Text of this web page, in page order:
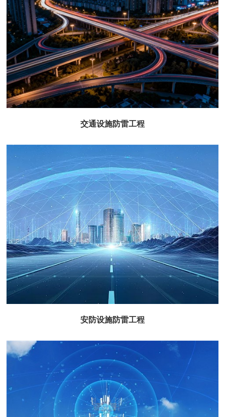
查看更多+
交通设施防雷工程
交通设施防雷工程
查看更多+
安防设施防雷工程
安防设施防雷工程
查看更多+